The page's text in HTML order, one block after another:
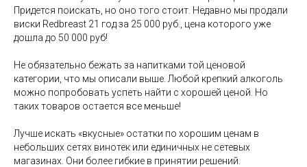
Придется поискать, но оно того стоит. Недавно мы продали
виски Redbreast 21 год за 25 000 руб., цена которого уже
дошла до 50 000 руб!
Не обязательно бежать за напитками той ценовой
категории, что мы описали выше. Любой крепкий алкоголь
можно попробовать успеть найти с хорошей ценой. Но
таких товаров остается все меньше!
Лучше искать «вкусные» остатки по хорошим ценам в
небольших сетях винотек или единичных не сетевых
магазинах. Они более гибкие в принятии решений.